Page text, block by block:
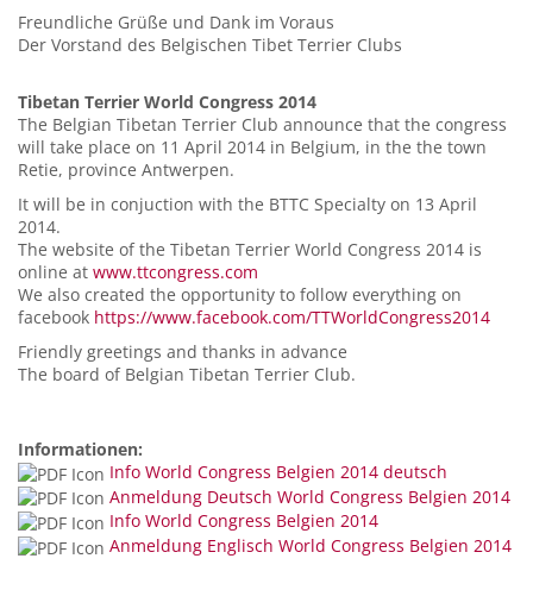
Freundliche Grüße und Dank im Voraus
Der Vorstand des Belgischen Tibet Terrier Clubs
Tibetan Terrier World Congress 2014
The Belgian Tibetan Terrier Club announce that the congress
will take place on 11 April 2014 in Belgium, in the the town
Retie, province Antwerpen.
It will be in conjuction with the BTTC Specialty on 13 April
2014.
The website of the Tibetan Terrier World Congress 2014 is
online at www.ttcongress.com
We also created the opportunity to follow everything on
facebook https://www.facebook.com/TTWorldCongress2014
Friendly greetings and thanks in advance
The board of Belgian Tibetan Terrier Club.
Informationen:
Info World Congress Belgien 2014 deutsch
Anmeldung Deutsch World Congress Belgien 2014
Info World Congress Belgien 2014
Anmeldung Englisch World Congress Belgien 2014